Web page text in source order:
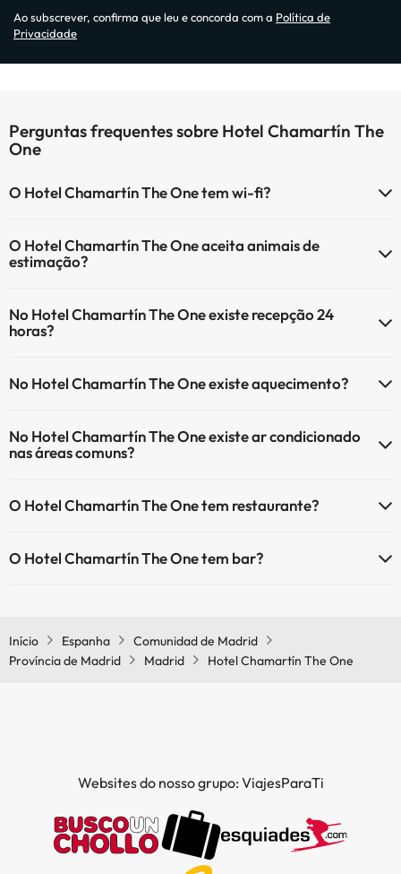
Ao subscrever, confirma que leu e concorda com a Política de
Privacidade
Perguntas frequentes sobre Hotel Chamartín The
One
O Hotel Chamartín The One tem wi-fi?
O Hotel Chamartín The One aceita animais de
estimação?
No Hotel Chamartín The One existe recepção 24
horas?
No Hotel Chamartín The One existe aquecimento?
comuns.
No Hotel Chamartín The One existe ar condicionado
nas áreas comuns?
comuns.
O Hotel Chamartín The One tem restaurante?
O Hotel Chamartín The One tem bar?
Início Espanha
Comunidad de Madrid
Província de Madrid
Madrid Hotel Chamartín The One
Websites do nosso grupo: ViajesParaTi